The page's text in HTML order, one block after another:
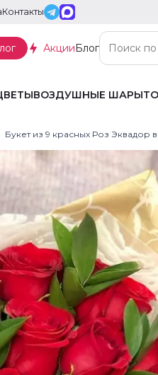
Контакты
АкцииБлог
ВОЗДУШНЫЕ ШАРЫ
Букет из 9 красных Роз Эквадор